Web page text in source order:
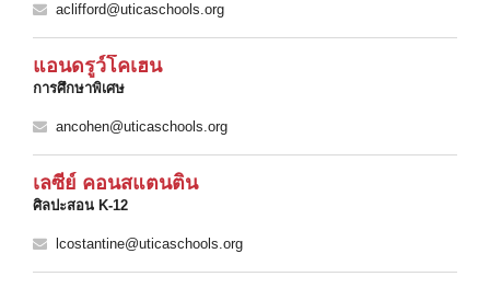
aclifford@uticaschools.org
แอนดรูว์โคเฮน
การศึกษาพิเศษ
ancohen@uticaschools.org
เลซี่ย์ คอนสแตนติน
ศิลปะสอน K-12
lcostantine@uticaschools.org